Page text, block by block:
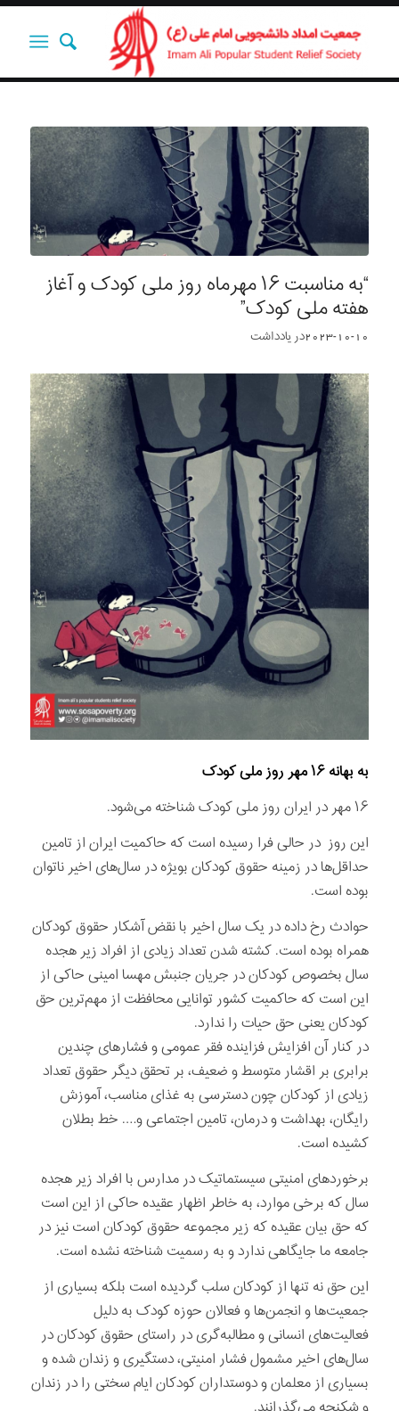
“به مناسبت ۱۶ مهرماه روز ملی کودک و آغاز
هفته ملی کودک”
2023-10-10دریادداشت‌‌‌‌‌‌‌
به بهانه ۱۶ مهر روز ملی کودک
۱۶ مهر در ایران روز ملی کودک‌ شناخته می‌شود.
این روز در حالی فرا رسیده است که حاکمیت ایران از تامین
حداقل‌ها در زمینه حقوق کودکان بویژه در سال‌های اخیر ناتوان
بوده است.
حوادث رخ داده در یک سال اخیر با نقض آشکار حقوق کودکان
همراه بوده است. کشته شدن تعداد زیادی از افراد زیر هجده
سال بخصوص کودکان در جریان جنبش مهسا امینی حاکی از
این است که حاکمیت کشور توانایی محافظت از مهم‌ترین حق
کودکان یعنی حق حیات را ندارد.
در کنار آن افزایش فزاینده فقر عمومی و فشارهای چندین
برابری بر اقشار متوسط و ضعیف، بر تحقق دیگر حقوق تعداد
زیادی از کودکان چون دسترسی به غذای مناسب، آموزش
رایگان، بهداشت و درمان، تامین اجتماعی و…. خط بطلان
کشیده است.
برخوردهای امنیتی سیستماتیک در مدارس با افراد‌ زیر هجده
سال که برخی موارد، به خاطر اظهار عقیده حاکی از این است
که حق بیان عقیده که زیر مجموعه حقوق کودکان است نیز در
جامعه ما جایگاهی ندارد و به رسمیت شناخته نشده است.
این حق نه تنها از کودکان سلب گردیده است بلکه بسیاری از
جمعیت‌ها و انجمن‌ها و فعالان حوزه کودک به دلیل
فعالیت‌های انسانی و مطالبه‌گری در راستای حقوق کودکان در
سال‌های اخیر مشمول فشار امنیتی، دستگیری و زندان شده و
بسیاری از معلمان و دوستداران کودکان ایام سختی را در زندان